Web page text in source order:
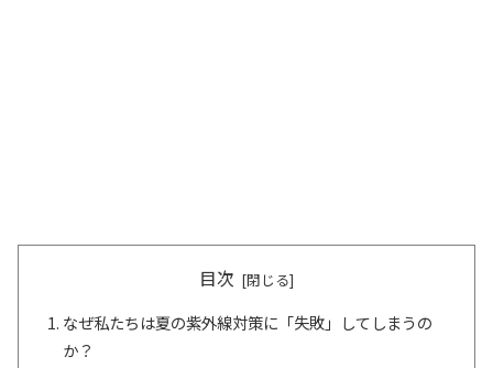
目次
なぜ私たちは夏の紫外線対策に「失敗」してしまうの
か？